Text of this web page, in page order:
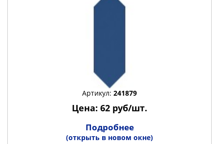
Артикул: 241879
Цена: 62 руб/шт.
Подробнее
(открыть в новом окне)